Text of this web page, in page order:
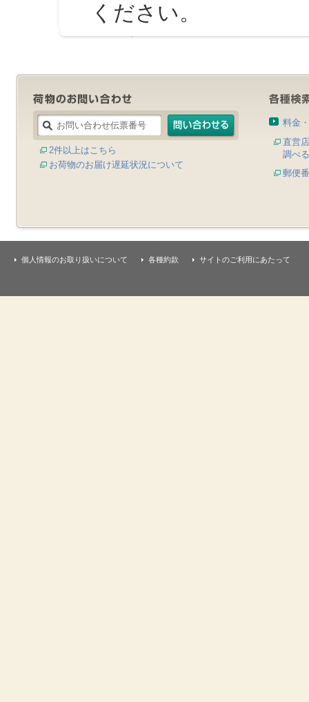
ください。
2件以上はこちら
お荷物のお届け遅延状況について
料金
直営
調べる
郵便
個人情報のお取り扱いについて 各種約款 サイトのご利用にあたって